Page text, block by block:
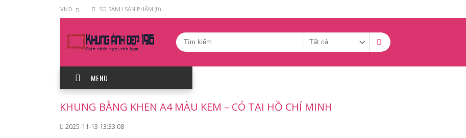
VND SO SÁNH SẢN PHẨM (0)
MENU
KHUNG BẰNG KHEN A4 MÀU KEM – CÓ TẠI HỒ CHÍ MINH
2025-11-13 13:33:08